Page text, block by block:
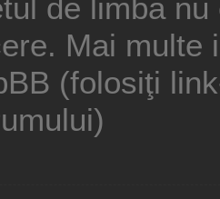
de limbă
Mai
(folosiţi